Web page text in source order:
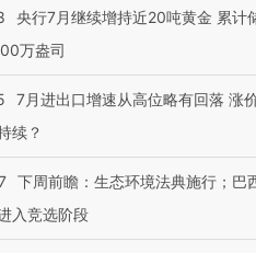
央行7月继续增持近20吨黄金 累计
万盎司
7月进出口增速从高位略有回落 涨
续？
下周前瞻：生态环境法典施行；巴
入竞选阶段